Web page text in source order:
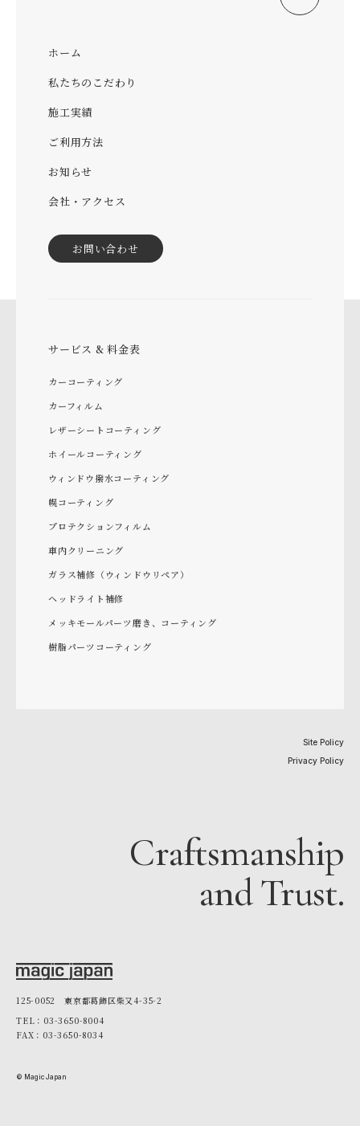
ホーム
私たちのこだわり
施工実績
ご利用方法
お知らせ
会社・アクセス
お問い合わせ
サービス & 料金表
カーコーティング
カーフィルム
レザーシートコーティング
ホイールコーティング
ウィンドウ撥水コーティング
幌コーティング
プロテクションフィルム
車内クリーニング
ガラス補修（ウィンドウリペア）
ヘッドライト補修
メッキモールパーツ磨き、コーティング
樹脂パーツコーティング
Site Policy
Privacy Policy
Craftsmanship
and Trust.
125-0052 東京都葛飾区柴又4-35-2
TEL：03-3650-8004
FAX：03-3650-8034
© Magic Japan